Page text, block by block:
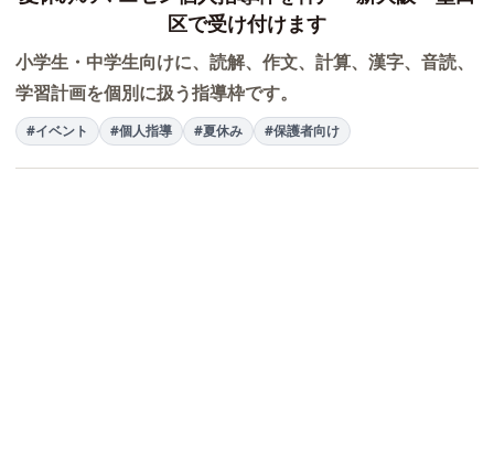
区で受け付けます
小学生・中学生向けに、読解、作文、計算、漢字、音読、
学習計画を個別に扱う指導枠です。
#イベント #個人指導 #夏休み #保護者向け